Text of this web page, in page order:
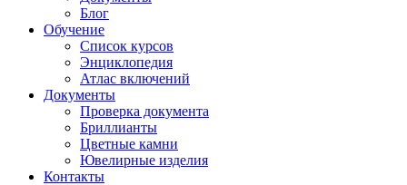
Блог
Обучение
Список курсов
Энциклопедия
Атлас включений
Документы
Проверка документа
Бриллианты
Цветные камни
Ювелирные изделия
Контакты